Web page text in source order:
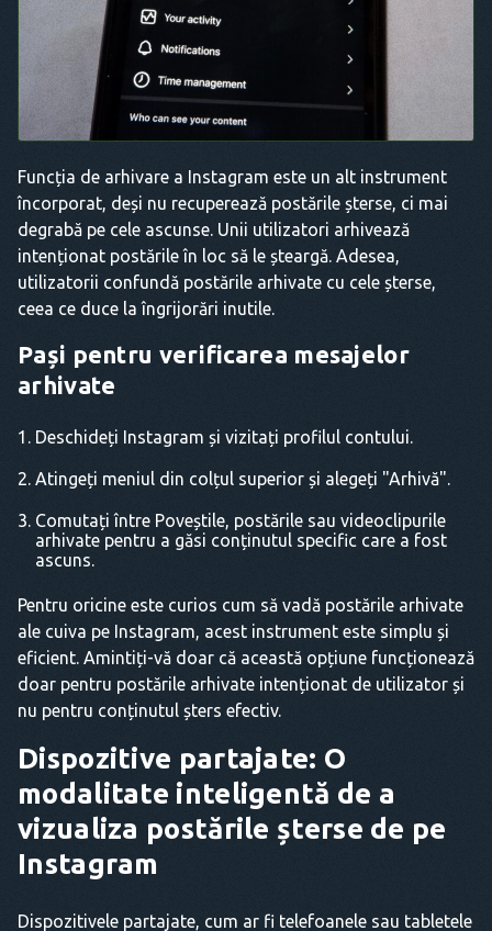
Funcția de arhivare a Instagram este un alt instrument
încorporat, deși nu recuperează postările șterse, ci mai
degrabă pe cele ascunse. Unii utilizatori arhivează
intenționat postările în loc să le șteargă. Adesea,
utilizatorii confundă postările arhivate cu cele șterse,
ceea ce duce la îngrijorări inutile.
Pași pentru verificarea mesajelor
arhivate
Deschideți Instagram și vizitați profilul contului.
Atingeți meniul din colțul superior și alegeți "Arhivă".
Comutați între Poveștile, postările sau videoclipurile
arhivate pentru a găsi conținutul specific care a fost
ascuns.
Pentru oricine este curios cum să vadă postările arhivate
ale cuiva pe Instagram, acest instrument este simplu și
eficient. Amintiți-vă doar că această opțiune funcționează
doar pentru postările arhivate intenționat de utilizator și
nu pentru conținutul șters efectiv.
Dispozitive partajate: O
modalitate inteligentă de a
vizualiza postările șterse de pe
Instagram
Dispozitivele partajate, cum ar fi telefoanele sau tabletele